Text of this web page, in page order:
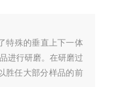
特殊的垂直上下一体
进行研磨。在研磨过
胜任大部分样品的前